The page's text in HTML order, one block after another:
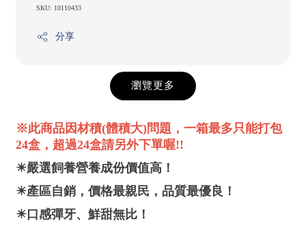
SKU: 10110433
分享
瀏覽更多
※此商品因材積(體積大)問題，一箱最多只能打包
24盒，超過24盒請另外下單喔!!
☀嚴選飼養營養成份價值高！
☀產區自銷，價格最親民，品質最優良！
☀口感彈牙、鮮甜無比！